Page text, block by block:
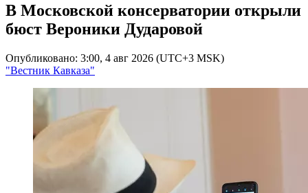
В Московской консерватории открыли
бюст Вероники Дударовой
Опубликовано: 3:00, 4 авг 2026 (UTC+3 MSK)
"Вестник Кавказа"